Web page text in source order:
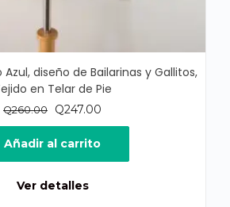
diseño de Bailarinas y Gallitos,
en Telar de Pie
Q260.00
El
precio
original
era:
Q247.00
precio
es:
Añadir al carrito
Ver detalles